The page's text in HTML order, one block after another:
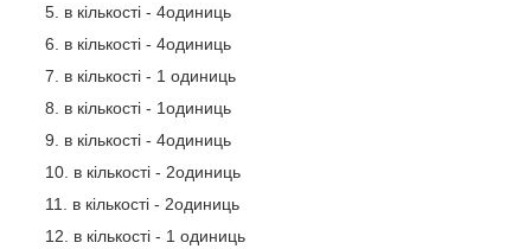
в кількості - 4одиниць
в кількості - 4одиниць
в кількості - 1 одиниць
в кількості - 1одиниць
в кількості - 4одиниць
в кількості - 2одиниць
в кількості - 2одиниць
в кількості - 1 одиниць